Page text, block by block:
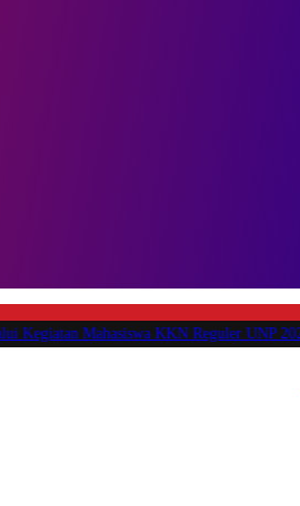
Mahasiswa KKN Reguler UNP 2026|#2 -